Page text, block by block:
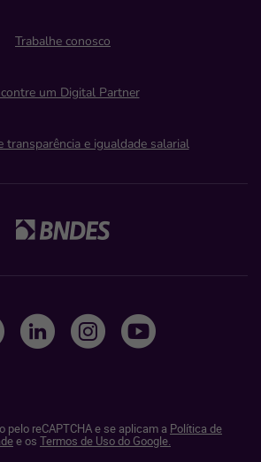
Trabalhe conosco
um Digital Partner
transparência e igualdade salarial
pelo reCAPTCHA e se aplicam a Política de
e os Termos de Uso do Google.